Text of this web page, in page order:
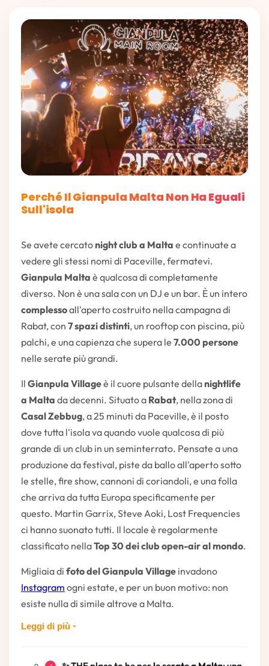
Perché Il Gianpula Malta Non Ha Eguali
Sull'isola
Se avete cercatonight club a Malta e continuate a
vedere gli stessi nomi di Paceville, fermatevi.
Gianpula Malta è qualcosa di completamente
diverso. Non è una sala con un DJ e un bar. È un intero
complessoall'aperto costruito nella campagna di
Rabat, con 7 spazi distinti, un rooftop con piscina, più
palchi, e una capienza che supera le 7.000 persone
nelle serate più grandi.
Il Gianpula Villageè il cuore pulsante dellanightlife
a Malta da decenni. Situato a Rabat, nella zona di
Casal Zebbug, a 25 minuti da Paceville, è il posto
dove tutta l'isola va quando vuole qualcosa di più
grande di un club in un seminterrato. Pensate a una
produzione da festival, piste da ballo all'aperto sotto
le stelle, fire show, cannoni di coriandoli, e una folla
che arriva da tutta Europa specificamente per
questo. Martin Garrix, Steve Aoki, Lost Frequencies
ci hanno suonato tutti. Il locale è regolarmente
classificato nellaTop 30 dei club open-air al mondo.
Migliaia di foto del Gianpula Village invadono
Instagram ogni estate, e per un buon motivo: non
esiste nulla di simile altrove a Malta.
Leggi di più